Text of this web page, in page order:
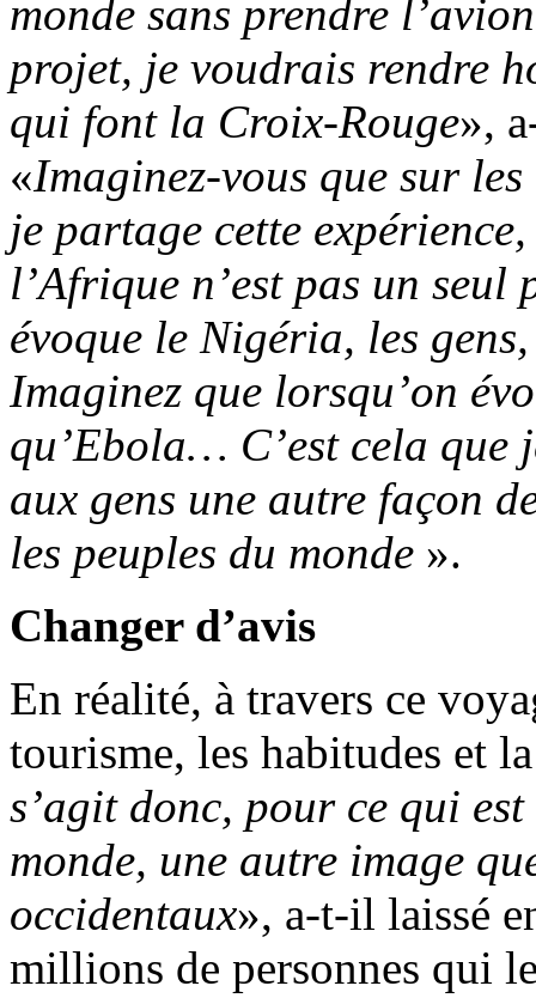
monde sans prendre l’avion
projet, je voudrais rendre
qui font la Croix-Rouge»,
«Imaginez-vous que sur
je partage cette
l’Afrique n’est pas un seul
évoque le Nigéria, les
Imaginez que lorsqu’on
qu’Ebola… C’est cela que
aux gens une autre façon
les peuples du monde ».
Changer d’avis
En réalité, à travers ce
tourisme, les habitudes et
s’agit donc, pour ce qui
monde, une autre image
occidentaux», a-t-il laissé
millions de personnes qui